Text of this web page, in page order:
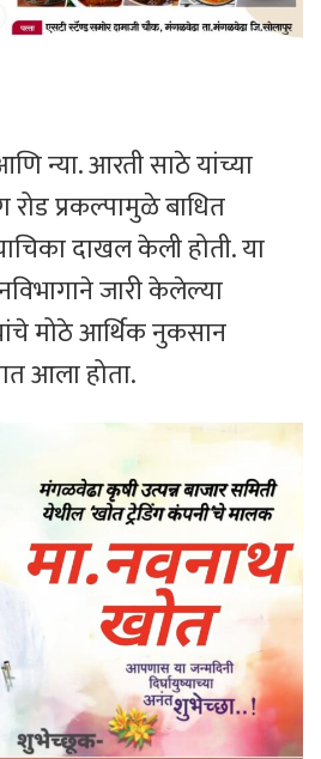
न्या. आरती साठे यांच्या
प्रकल्पामुळे बाधित
दाखल केली होती. या
जारी केलेल्या
मोठे आर्थिक नुकसान
आला होता.